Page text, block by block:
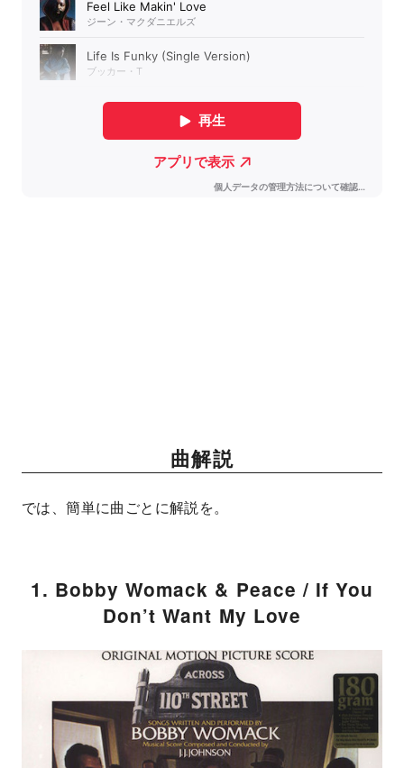
曲解説
では、簡単に曲ごとに解説を。
1. Bobby Womack & Peace / If You
Don’t Want My Love